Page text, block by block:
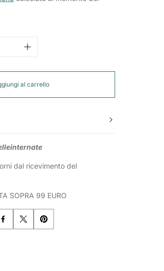
al carrello
dal ricevimento del
SOPRA 99 EURO